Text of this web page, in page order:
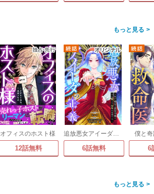
>
オフィスのホスト様
12話無料
追放悪女アイーダの正義～死亡確定の悪役令嬢は夫の愛より改革を所望する～
6話無料
僕と
6
>